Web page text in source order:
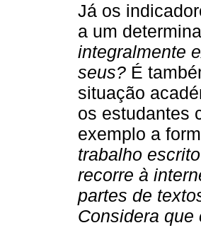
Já os
a um
integralmente
seus? É
situação
os estudantes
exemplo a
trabalho
recorre à
partes de
Considera que